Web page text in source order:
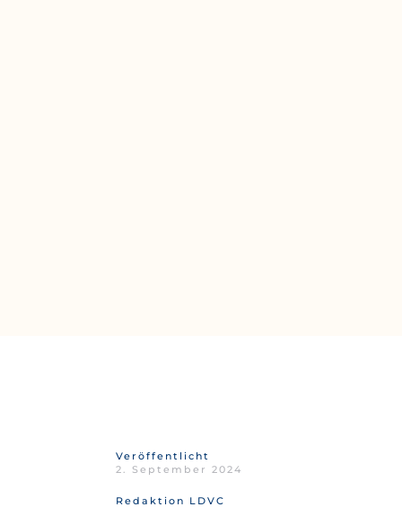
Veröffentlicht
2. September 2024
Redaktion LDVC